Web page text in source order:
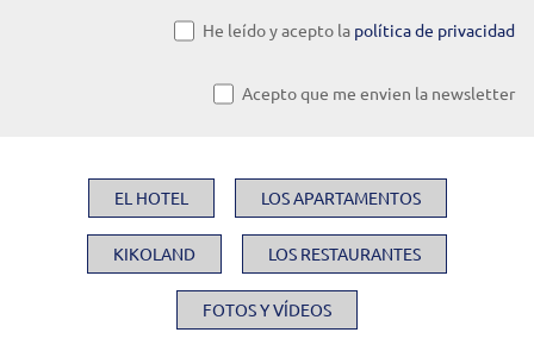
He leído y acepto la política de privacidad
Acepto que me envien la newsletter
EL HOTEL LOS APARTAMENTOS
KIKOLAND LOS RESTAURANTES
FOTOS Y VÍDEOS